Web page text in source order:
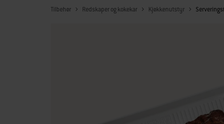
Tilbehør Redskaper og kokekar Kjøkkenutstyr